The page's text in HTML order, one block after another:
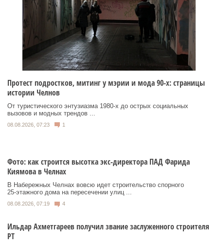
Протест подростков, митинг у мэрии и мода 90-х: страницы
истории Челнов
От туристического энтузиазма 1980‑х до острых социальных
вызовов и модных трендов ...
08.08.2026, 07:23 1
Фото: как строится высотка экс-директора ПАД Фарида
Киямова в Челнах
В Набережных Челнах вовсю идет строительство спорного
25‑этажного дома на пересечении улиц ...
08.08.2026, 07:19 4
Ильдар Ахметгареев получил звание заслуженного строителя
РТ